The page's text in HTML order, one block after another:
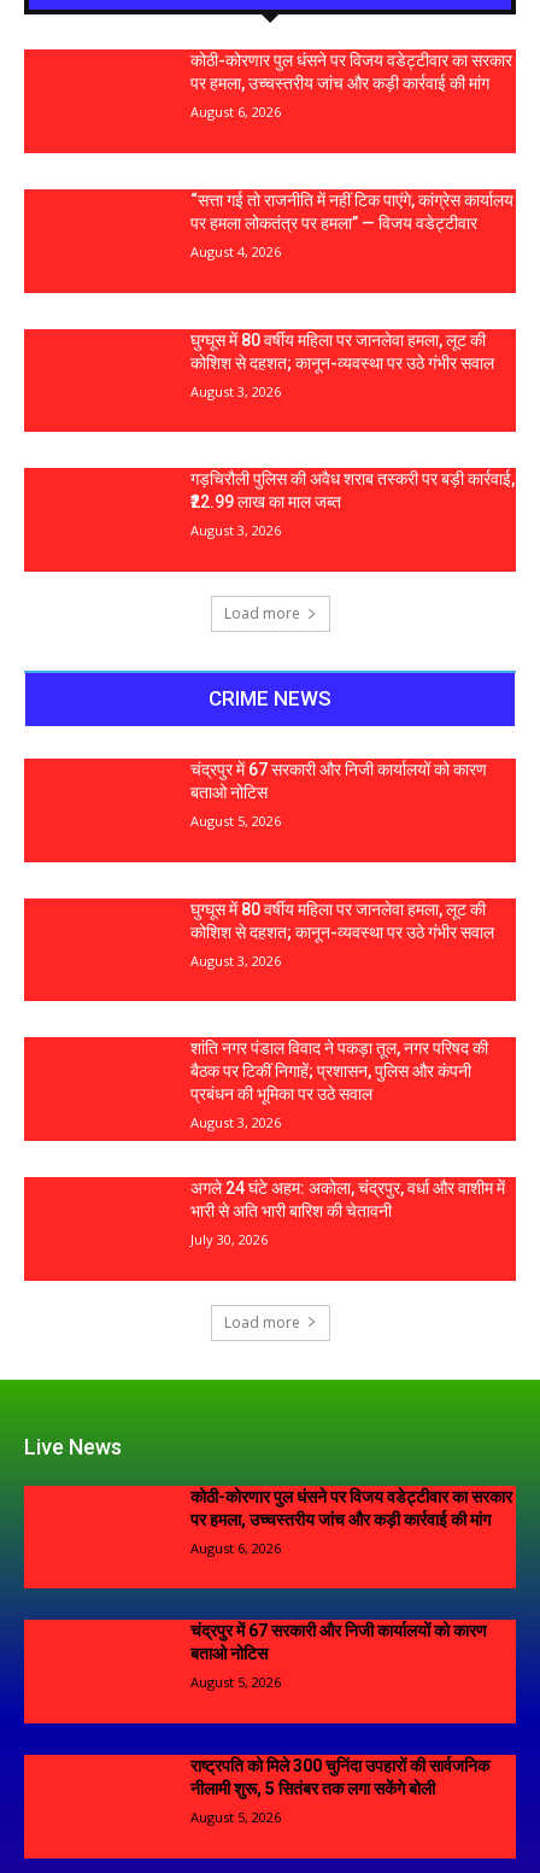
कोठी-कोरणार पुल धंसने पर विजय वडेट्टीवार का सरकार
पर हमला, उच्चस्तरीय जांच और कड़ी कार्रवाई की मांग
August 6, 2026
“सत्ता गई तो राजनीति में नहीं टिक पाएंगे, कांग्रेस कार्यालय
पर हमला लोकतंत्र पर हमला” — विजय वडेट्टीवार
August 4, 2026
घुग्घूस में 80 वर्षीय महिला पर जानलेवा हमला, लूट की
कोशिश से दहशत; कानून-व्यवस्था पर उठे गंभीर सवाल
August 3, 2026
गड़चिरौली पुलिस की अवैध शराब तस्करी पर बड़ी कार्रवाई,
₹22.99 लाख का माल जब्त
August 3, 2026
Load more
CRIME NEWS
चंद्रपुर में 67 सरकारी और निजी कार्यालयों को कारण
बताओ नोटिस
August 5, 2026
घुग्घूस में 80 वर्षीय महिला पर जानलेवा हमला, लूट की
कोशिश से दहशत; कानून-व्यवस्था पर उठे गंभीर सवाल
August 3, 2026
शांति नगर पंडाल विवाद ने पकड़ा तूल, नगर परिषद की
बैठक पर टिकीं निगाहें; प्रशासन, पुलिस और कंपनी
प्रबंधन की भूमिका पर उठे सवाल
August 3, 2026
अगले 24 घंटे अहम: अकोला, चंद्रपुर, वर्धा और वाशीम में
भारी से अति भारी बारिश की चेतावनी
July 30, 2026
Load more
Live News
कोठी-कोरणार पुल धंसने पर विजय वडेट्टीवार का सरकार
पर हमला, उच्चस्तरीय जांच और कड़ी कार्रवाई की मांग
August 6, 2026
चंद्रपुर में 67 सरकारी और निजी कार्यालयों को कारण
बताओ नोटिस
August 5, 2026
राष्ट्रपति को मिले 300 चुनिंदा उपहारों की सार्वजनिक
नीलामी शुरू, 5 सितंबर तक लगा सकेंगे बोली
August 5, 2026